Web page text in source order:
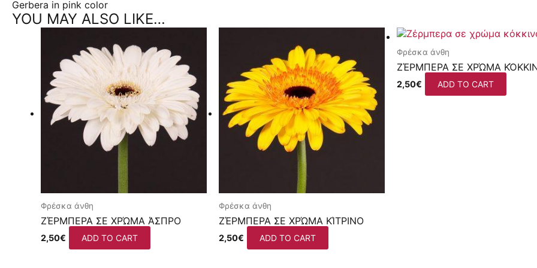
Gerbera in pink color
YOU MAY ALSO LIKE…
Φρέσκα άνθη
ΖΈΡΜΠΕΡΑ ΣΕ ΧΡΏΜΑ ΆΣΠΡΟ
2,50€ ADD TO CART
Φρέσκα άνθη
ΖΈΡΜΠΕΡΑ ΣΕ ΧΡΏΜΑ ΚΊΤΡΙΝΟ
2,50€ ADD TO CART
Φρέσκα άνθη
ΖΈΡΜΠΕΡΑ ΣΕ ΧΡΏΜΑ
2,50€ ADD TO CART